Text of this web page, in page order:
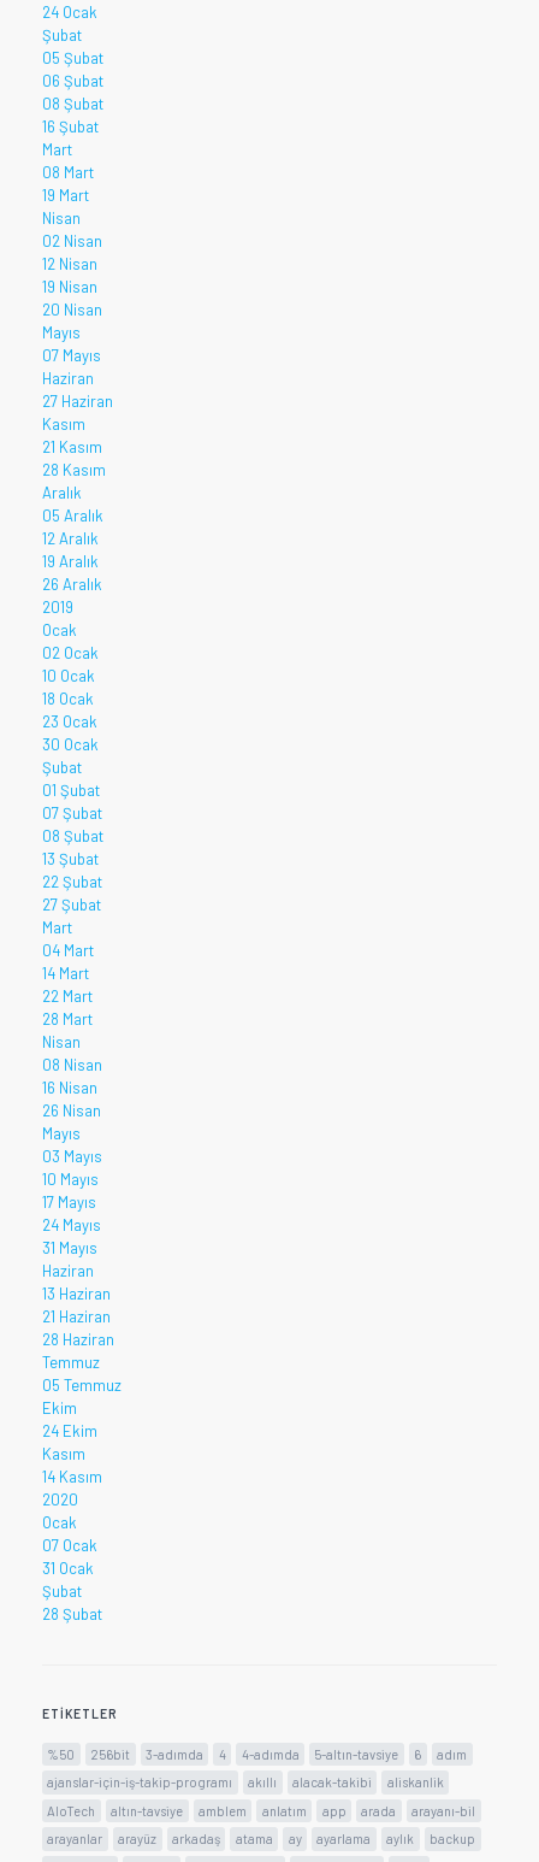
24 Ocak
Şubat
05 Şubat
06 Şubat
08 Şubat
16 Şubat
Mart
08 Mart
19 Mart
Nisan
02 Nisan
12 Nisan
19 Nisan
20 Nisan
Mayıs
07 Mayıs
Haziran
27 Haziran
Kasım
21 Kasım
28 Kasım
Aralık
05 Aralık
12 Aralık
19 Aralık
26 Aralık
2019
Ocak
02 Ocak
10 Ocak
18 Ocak
23 Ocak
30 Ocak
Şubat
01 Şubat
07 Şubat
08 Şubat
13 Şubat
22 Şubat
27 Şubat
Mart
04 Mart
14 Mart
22 Mart
28 Mart
Nisan
08 Nisan
16 Nisan
26 Nisan
Mayıs
03 Mayıs
10 Mayıs
17 Mayıs
24 Mayıs
31 Mayıs
Haziran
13 Haziran
21 Haziran
28 Haziran
Temmuz
05 Temmuz
Ekim
24 Ekim
Kasım
14 Kasım
2020
Ocak
07 Ocak
31 Ocak
Şubat
28 Şubat
ETIKETLER
%50 256bit 3-adımda 4 4-adımda 5-altın-tavsiye 6
adım
ajanslar-için-iş-takip-programı
akıllı alacak-takibi
aliskanlik
AloTech
altın-tavsiye amblem anlatım app arada
arayanı-bil
arayanlar
arayüz arkadaş atama ay ayarlama aylık
backup